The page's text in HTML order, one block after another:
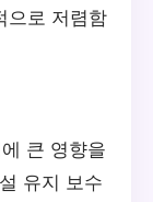
으로 저렴함
큰 영향을
유지 보수